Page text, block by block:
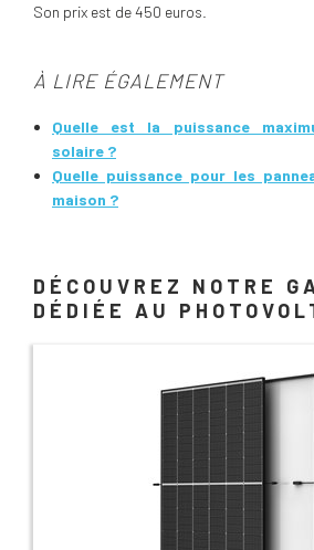
Son prix est de 450 euros.
À LIRE ÉGALEMENT
Quelle est la puissance
solaire ?
Quelle puissance pour les
maison ?
DÉCOUVREZ NOTRE
DÉDIÉE AU